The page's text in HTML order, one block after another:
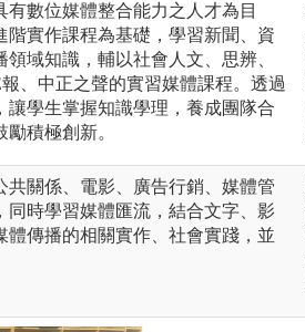
數位媒體整合能力之人才為目
實作課程為基礎，學習新聞、資
域知識，輔以社會人文、思辨、
、中正之聲的實習媒體課程。透過
學生掌握知識學理，養成團隊合
積極創新。
關係、電影、廣告行銷、媒體管
時學習媒體匯流，結合文字、影
傳播的相關實作、社會實踐，並